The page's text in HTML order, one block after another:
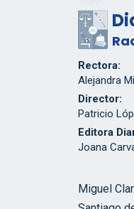
Rectora:
Alejandra
Director:
Patricio
Editora
Joana
Miguel